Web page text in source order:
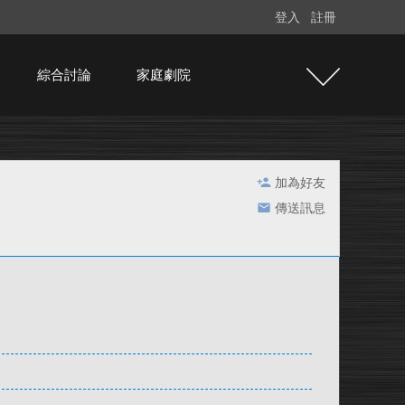
登入 註冊
綜合討論 家庭劇院
加為好友
傳送訊息